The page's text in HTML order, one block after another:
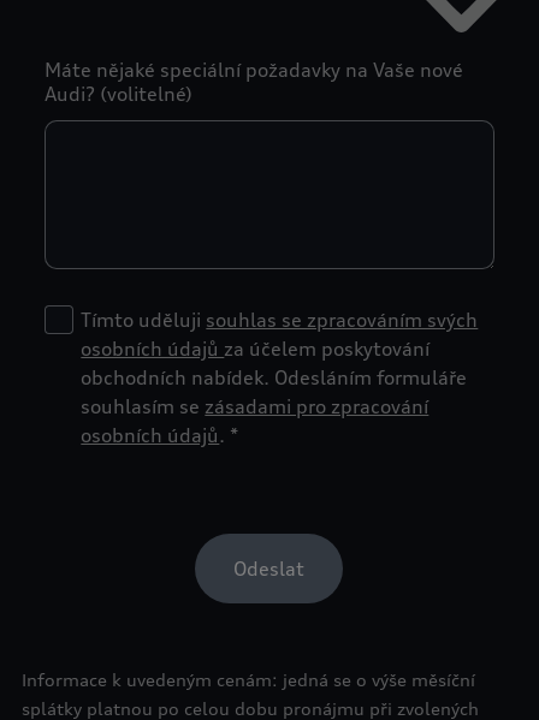
Informace k uvedeným cenám: jedná se o výše měsíční
splátky platnou po celou dobu pronájmu při zvolených